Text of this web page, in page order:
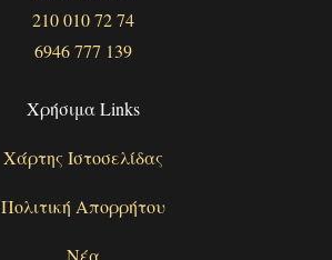
210 010 72 74
6946 777 139
Χρήσιμα Links
Χάρτης Ιστοσελίδας
Πολιτική Απορρήτου
Νέα